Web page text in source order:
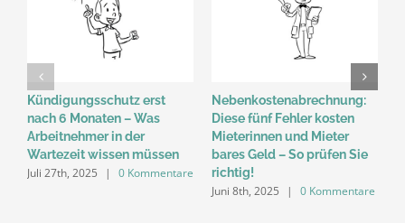
Kündigungsschutz erst
nach 6 Monaten – Was
Arbeitnehmer in der
Wartezeit wissen müssen
Juli 27th, 2025 | 0 Kommentare
Nebenkostenabrechnung:
Diese fünf Fehler kosten
Mieterinnen und Mieter
bares Geld – So prüfen Sie
richtig!
Juni 8th, 2025 | 0 Kommentare